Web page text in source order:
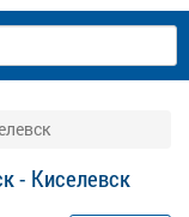
- Киселевск